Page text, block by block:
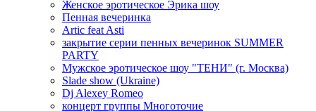
Женское эротическое Эрика шоу
Пенная вечеринка
Artic feat Asti
закрытие серии пенных вечеринок SUMMER
PARTY
Мужское эротическое шоу "ТЕНИ" (г. Москва)
Slade show (Ukraine)
Dj Alexey Romeo
концерт группы Многоточие